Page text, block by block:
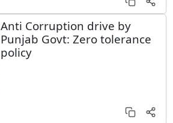
Anti Corruption drive by
Punjab Govt: Zero tolerance
policy